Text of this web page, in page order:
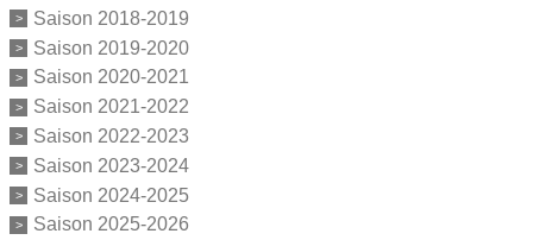
Saison 2018-2019
Saison 2019-2020
Saison 2020-2021
Saison 2021-2022
Saison 2022-2023
Saison 2023-2024
Saison 2024-2025
Saison 2025-2026